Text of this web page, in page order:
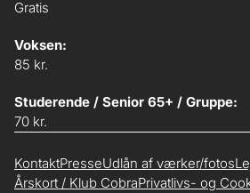
Gratis
Voksen:
85 kr.
Studerende / Senior 65+ / Gruppe:
70 kr.
KontaktPresseUdlån af værker/fotos
Årskort / Klub CobraPrivatlivs- og